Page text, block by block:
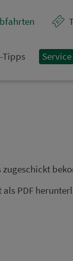
Tipps Service
zu­ge­schickt
PDF